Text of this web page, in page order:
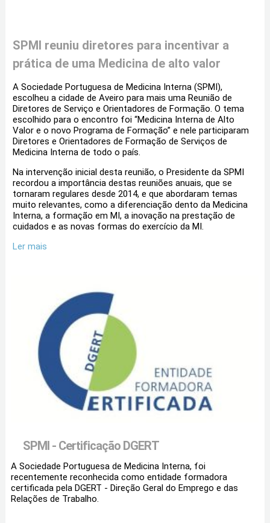
SPMI reuniu diretores para incentivar a
prática de uma Medicina de alto valor
A Sociedade Portuguesa de Medicina Interna (SPMI),
escolheu a cidade de Aveiro para mais uma Reunião de
Diretores de Serviço e Orientadores de Formação. O tema
escolhido para o encontro foi “Medicina Interna de Alto
Valor e o novo Programa de Formação” e nele participaram
Diretores e Orientadores de Formação de Serviços de
Medicina Interna de todo o país.
Na intervenção inicial desta reunião, o Presidente da SPMI
recordou a importância destas reuniões anuais, que se
tornaram regulares desde 2014, e que abordaram temas
muito relevantes, como a diferenciação dento da Medicina
Interna, a formação em MI, a inovação na prestação de
cuidados e as novas formas do exercício da MI.
Ler mais
SPMI - Certificação DGERT
A Sociedade Portuguesa de Medicina Interna, foi
recentemente reconhecida como entidade formadora
certificada pela DGERT - Direção Geral do Emprego e das
Relações de Trabalho.